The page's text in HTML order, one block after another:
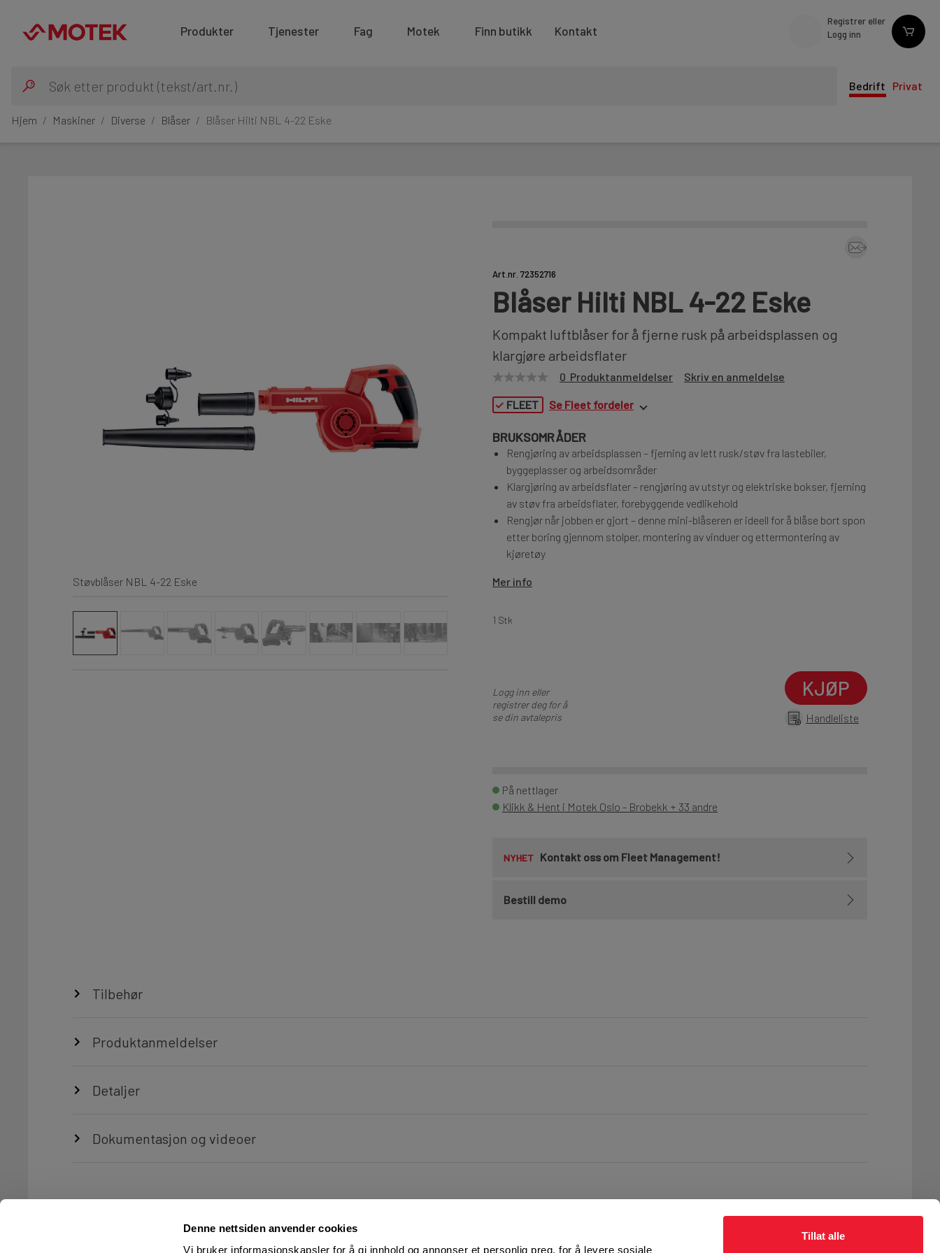
Denne nettsiden anvender cookies
Vi bruker informasjonskapsler for å gi innhold og annonser et personlig preg, for å levere sosiale
Tillat alle
Produkter Tjenester Fag Motek Finn butikk Kontakt
Registrer eller
Logg inn
Bedrift Privat
Hjem Maskiner Diverse Blåser Blåser Hilti NBL 4-22 Eske
Støvblåser NBL 4-22 Eske
Art.nr. 72352716
Blåser Hilti NBL 4-22 Eske
Kompakt luftblåser for å fjerne rusk på arbeidsplassen og
klargjøre arbeidsflater
0 Produktanmeldelser Skriv en anmeldelse
✓ FLEET Se Fleet fordeler
BRUKSOMRÅDER
Rengjøring av arbeidsplassen – fjerning av lett rusk/støv fra lastebiler,
byggeplasser og arbeidsområder
Klargjøring av arbeidsflater – rengjøring av utstyr og elektriske bokser, fjerning
av støv fra arbeidsflater, forebyggende vedlikehold
Rengjør når jobben er gjort – denne mini-blåseren er ideell for å blåse bort spon
etter boring gjennom stolper, montering av vinduer og ettermontering av
kjøretøy
Mer info
1 Stk
Logg inn eller
registrer deg for å
se din avtalepris
KJØP
Handleliste
På nettlager
Klikk & Hent i Motek Oslo - Brobekk + 33 andre
NYHET Kontakt oss om Fleet Management!
Bestill demo
Tilbehør
Produktanmeldelser
Detaljer
Dokumentasjon og videoer